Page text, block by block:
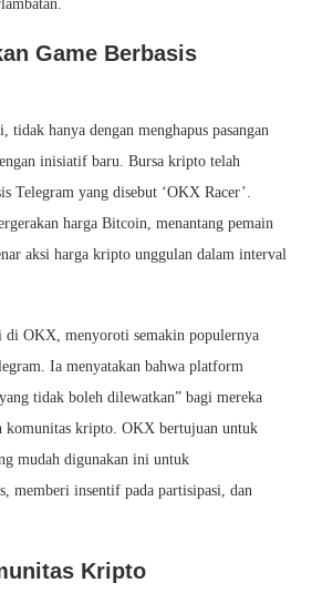
Game Berbasis
hanya dengan menghapus pasangan
inisiatif baru. Bursa kripto telah
Telegram yang disebut ‘OKX Racer’.
harga Bitcoin, menantang pemain
aksi harga kripto unggulan dalam interval
di OKX, menyoroti semakin populernya
Ia menyatakan bahwa platform
tidak boleh dilewatkan” bagi mereka
komunitas kripto. OKX bertujuan untuk
mudah digunakan ini untuk
memberi insentif pada partisipasi, dan
Kripto